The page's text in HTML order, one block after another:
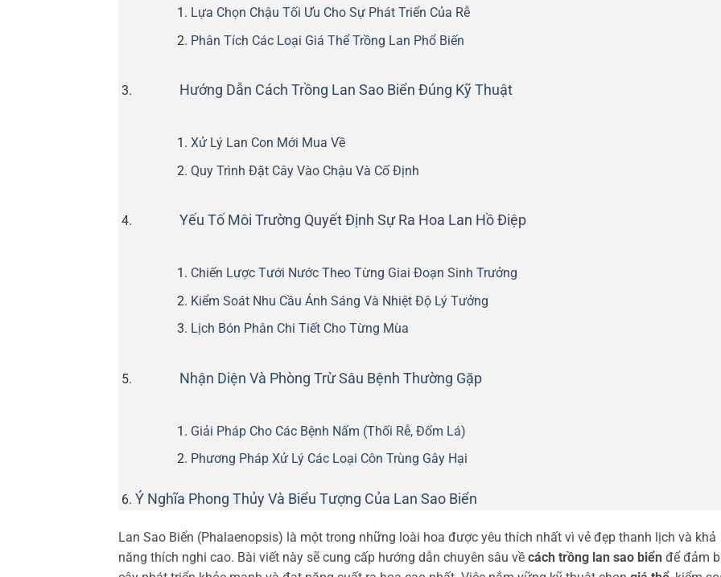
Lựa Chọn Chậu Tối Ưu Cho Sự Phát Triển Của Rễ
Phân Tích Các Loại Giá Thể Trồng Lan Phổ Biến
Hướng Dẫn Cách Trồng Lan Sao Biển Đúng Kỹ Thuật
Xử Lý Lan Con Mới Mua Về
Quy Trình Đặt Cây Vào Chậu Và Cố Định
Yếu Tố Môi Trường Quyết Định Sự Ra Hoa Lan Hồ Điệp
Chiến Lược Tưới Nước Theo Từng Giai Đoạn Sinh Trưởng
Kiểm Soát Nhu Cầu Ánh Sáng Và Nhiệt Độ Lý Tưởng
Lịch Bón Phân Chi Tiết Cho Từng Mùa
Nhận Diện Và Phòng Trừ Sâu Bệnh Thường Gặp
Giải Pháp Cho Các Bệnh Nấm (Thối Rễ, Đốm Lá)
Phương Pháp Xử Lý Các Loại Côn Trùng Gây Hại
Ý Nghĩa Phong Thủy Và Biểu Tượng Của Lan Sao Biển
Lan Sao Biển (Phalaenopsis) là một trong những loài hoa được yêu thích nhất vì vẻ đẹp thanh lịch và khả
năng thích nghi cao. Bài viết này sẽ cung cấp hướng dẫn chuyên sâu về cách trồng lan sao biển để đảm